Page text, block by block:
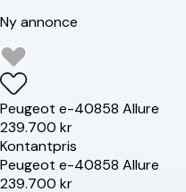
Ny annonce
Peugeot e-40858 Allure
239.700 kr
Kontantpris
Peugeot e-40858 Allure
239.700 kr